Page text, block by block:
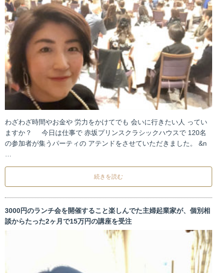
わざわざ時間やお金や 労力をかけてでも 会いに行きたい人 ってい
ますか？ 今日は仕事で 赤坂プリンスクラシックハウスで 120名
の参加者が集うパーティの アテンドをさせていただきました。 &n
続きを読む
3000円のランチ会を開催すること楽しんでた主婦起業家が、個別相
談からたった2ヶ月で15万円の講座を受注